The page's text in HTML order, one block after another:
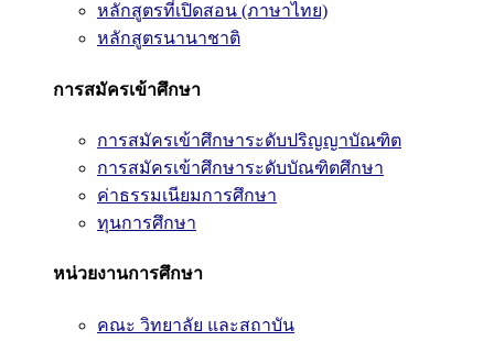
หลักสูตรที่เปิดสอน (ภาษาไทย)
หลักสูตรนานาชาติ
การสมัครเข้าศึกษา
การสมัครเข้าศึกษาระดับปริญญาบัณฑิต
การสมัครเข้าศึกษาระดับบัณฑิตศึกษา
ค่าธรรมเนียมการศึกษา
ทุนการศึกษา
หน่วยงานการศึกษา
คณะ วิทยาลัย และสถาบัน